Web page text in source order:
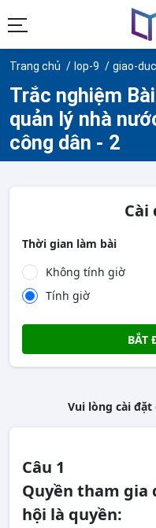
Trang chủ lop-9 giao-
Trắc nghiệm
quản lý nhà
công dân - 2
Cài
Thời gian làm bài
Không tính giờ
Tính giờ
BẮT
Vui lòng cài
Câu 1
Quyền tham gia
hội là quyền: